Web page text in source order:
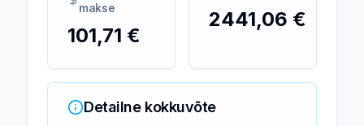
makse
101,71 €
2441,06 €
Detailne kokkuvõte